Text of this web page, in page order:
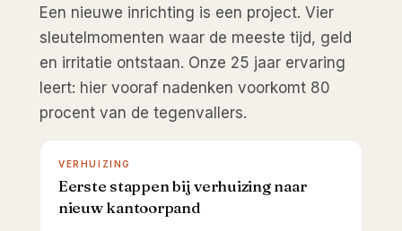
Een nieuwe inrichting is een project. Vier
sleutelmomenten waar de meeste tijd, geld
en irritatie ontstaan. Onze 25 jaar ervaring
leert: hier vooraf nadenken voorkomt 80
procent van de tegenvallers.
VERHUIZING
Eerste stappen bij verhuizing naar
nieuw kantoorpand